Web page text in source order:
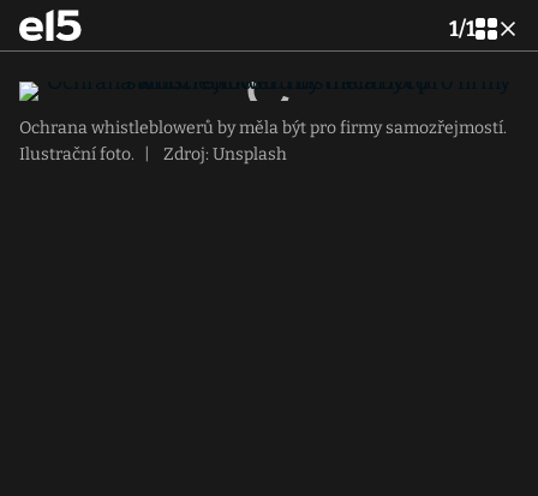
1/1
Ochrana whistleblowerů by měla být pro firmy samozřejmostí.
Ilustrační foto.
Zdroj: Unsplash